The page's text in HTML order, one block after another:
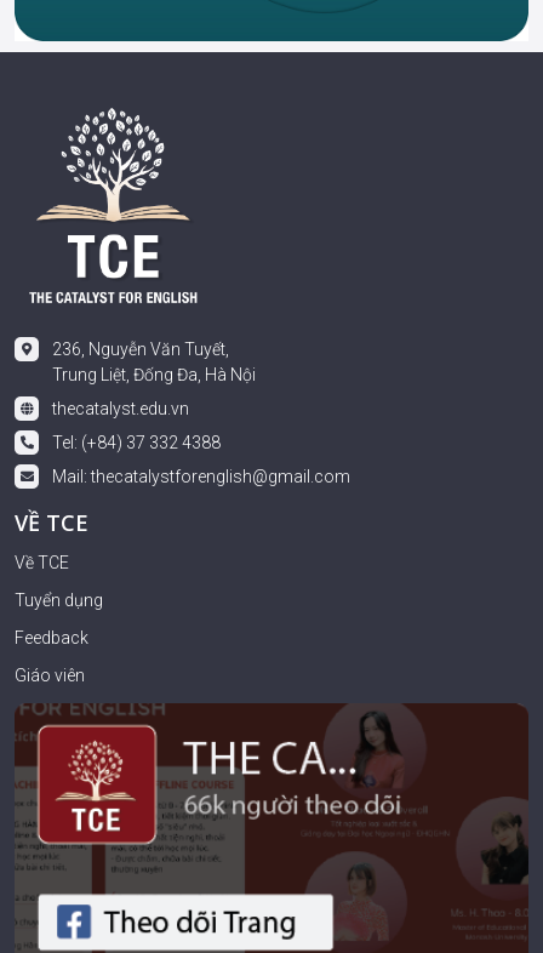
236, Nguyễn Văn Tuyết,
Trung Liệt, Đống Đa, Hà Nội
thecatalyst.edu.vn
Tel: (+84) 37 332 4388
Mail:thecatalystforenglish@gmail.com
VỀ TCE
Về TCE
Tuyển dụng
Feedback
Giáo viên